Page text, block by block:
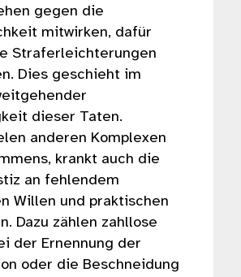
gegen die
mitwirken, dafür
Straferleichterungen
Dies geschieht im
dieser Taten.
anderen Komplexen
krankt auch die
an fehlendem
Willen und praktischen
Dazu zählen zahllose
der Ernennung der
oder die Beschneidung